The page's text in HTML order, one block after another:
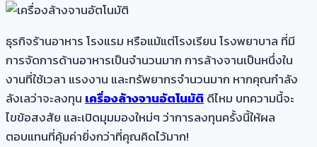
ธุรกิจร้านอาหาร โรงแรม หรือแม้แต่โรงเรียน โรงพยาบาล ที่มี
การจัดการด้านอาหารเป็นจำนวนมาก การล้างจานเป็นหนึ่งใน
งานที่ใช้เวลา แรงงาน และทรัพยากรจำนวนมาก หากคุณกำลัง
ลังเลว่าจะลงทุน เครื่องล้างจานอัตโนมัติ ดีไหม บทความนี้จะ
ไขข้อสงสัย และเปิดมุมมองใหม่ๆ ว่าการลงทุนครั้งนี้ให้ผล
ตอบแทนที่คุ้มค่ายิ่งกว่าที่คุณคิดไว้มาก!